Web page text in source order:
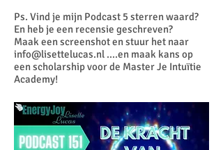
Ps. Vind je mijn Podcast 5 sterren waard?
En heb je een recensie geschreven?
Maak een screenshot en stuur het naar
info@lisettelucas.nl ....en maak kans op
een scholarship voor de Master Je Intuïtie
Academy!